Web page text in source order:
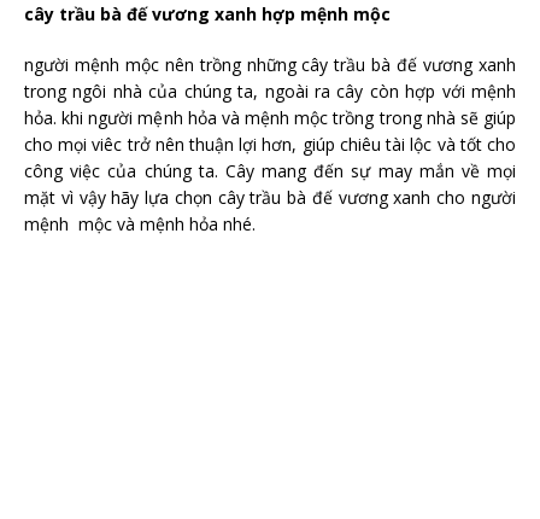
cây trầu bà đế vương xanh hợp mệnh mộc
người mệnh mộc nên trồng những cây trầu bà đế vương xanh
trong ngôi nhà của chúng ta, ngoài ra cây còn hợp với mệnh
hỏa. khi người mệnh hỏa và mệnh mộc trồng trong nhà sẽ giúp
cho mọi viêc trở nên thuận lợi hơn, giúp chiêu tài lộc và tốt cho
công việc của chúng ta. Cây mang đến sự may mắn về mọi
mặt vì vậy hãy lựa chọn cây trầu bà đế vương xanh cho người
mệnh mộc và mệnh hỏa nhé.